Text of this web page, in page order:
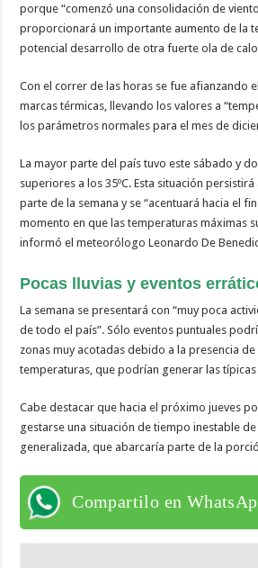
porque “comenzó una consolidación de
proporcionará un importante aumento de la
potencial desarrollo de otra fuerte ola de
Con el correr de las horas se fue afianzando
marcas térmicas, llevando los valores a
los parámetros normales para el mes de
La mayor parte del país tuvo este sábado y
superiores a los 35ºC. Esta situación
parte de la semana y se “acentuará hacia el
momento en que las temperaturas máximas
informó el meteorólogo Leonardo De
Pocas lluvias y eventos
La semana se presentará con “muy poca
de todo el país”. Sólo eventos puntuales
zonas muy acotadas debido a la presencia de
temperaturas, que podrían generar las
Cabe destacar que hacia el próximo jueves
gestarse una situación de tiempo inestable
generalizada, que abarcaría parte de la
Compartilo en